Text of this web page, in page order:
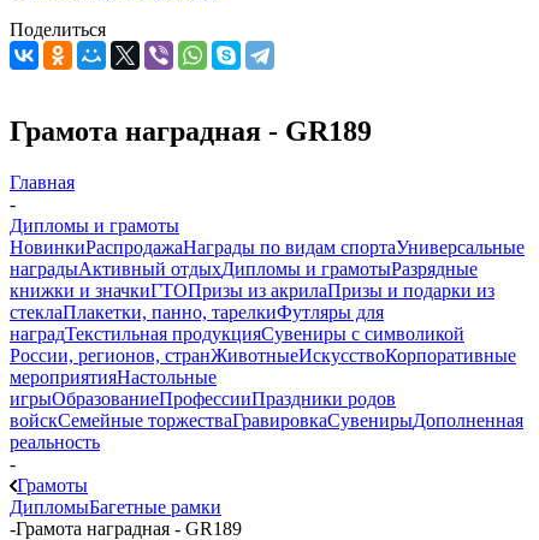
Поделиться
Грамота наградная - GR189
Главная
-
Дипломы и грамоты
НовинкиРаспродажаНаграды по видам спортаУниверсальные
наградыАктивный отдыхДипломы и грамотыРазрядные
книжки и значкиГТОПризы из акрилаПризы и подарки из
стеклаПлакетки, панно, тарелкиФутляры для
наградТекстильная продукцияСувениры с символикой
России, регионов, странЖивотныеИскусствоКорпоративные
мероприятияНастольные
игрыОбразованиеПрофессииПраздники родов
войскСемейные торжестваГравировкаСувенирыДополненная
реальность
-
Грамоты
ДипломыБагетные рамки
-Грамота наградная - GR189